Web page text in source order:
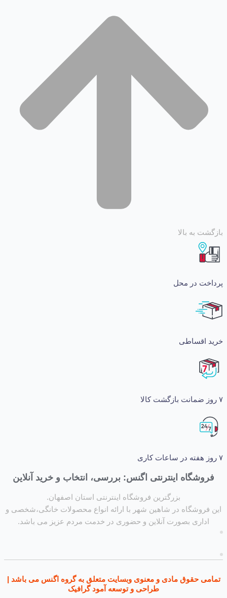
به بالا
در محل
اینترنتی اگنس: بررسی، انتخاب و خرید آنلاین
بزرگترین فروشگاه اینترنتی استان اصفهان.
در شاهین شهر با ارائه انواع محصولات خانگی،شخصی و
بصورت آنلاین و حضوری در خدمت مردم عزیز می باشد.
حقوق مادی و معنوی وبسایت متعلق به گروه اگنس می باشد |
طراحی و توسعه آمود گرافیک